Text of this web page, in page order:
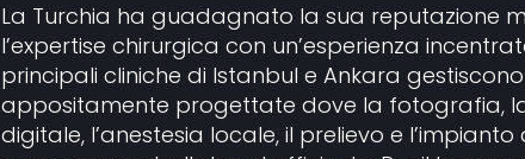
La Turchia ha guadagnato la sua reputazione
l’expertise chirurgica con un’esperienza
principali cliniche di Istanbul e Ankara
appositamente progettate dove la fotografia,
digitale, l’anestesia locale, il prelievo e